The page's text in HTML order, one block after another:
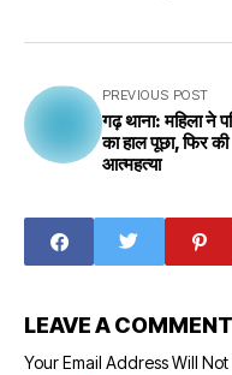
PREVIOUS POST
गढ़ थाना: महिला ने
का हाल पूछा, फिर की
आत्महत्या
LEAVE A COMMENT
Your Email Address Will